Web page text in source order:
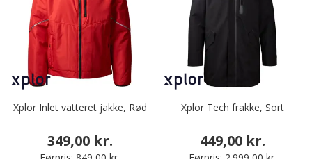
Xplor Inlet vatteret jakke, Rød
349,00 kr.
Xplor Tech frakke, Sort
449,00 kr.